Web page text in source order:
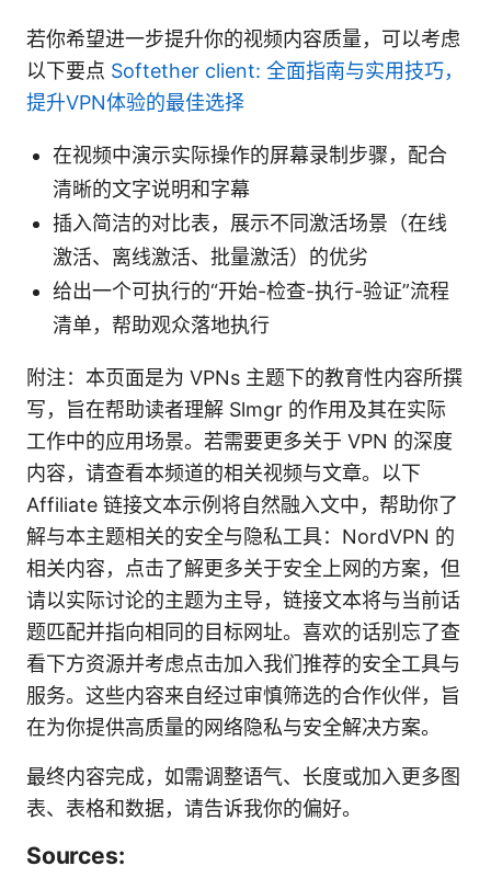
若你希望进一步提升你的视频内容质量，可以考虑
以下要点 Softether client: 全面指南与实用技巧，
提升VPN体验的最佳选择
在视频中演示实际操作的屏幕录制步骤，配合
清晰的文字说明和字幕
插入简洁的对比表，展示不同激活场景（在线
激活、离线激活、批量激活）的优劣
给出一个可执行的“开始-检查-执行-验证”流程
清单，帮助观众落地执行
附注：本页面是为 VPNs 主题下的教育性内容所撰
写，旨在帮助读者理解 Slmgr 的作用及其在实际
工作中的应用场景。若需要更多关于 VPN 的深度
内容，请查看本频道的相关视频与文章。以下
Affiliate 链接文本示例将自然融入文中，帮助你了
解与本主题相关的安全与隐私工具：NordVPN 的
相关内容，点击了解更多关于安全上网的方案，但
请以实际讨论的主题为主导，链接文本将与当前话
题匹配并指向相同的目标网址。喜欢的话别忘了查
看下方资源并考虑点击加入我们推荐的安全工具与
服务。这些内容来自经过审慎筛选的合作伙伴，旨
在为你提供高质量的网络隐私与安全解决方案。
最终内容完成，如需调整语气、长度或加入更多图
表、表格和数据，请告诉我你的偏好。
Sources: